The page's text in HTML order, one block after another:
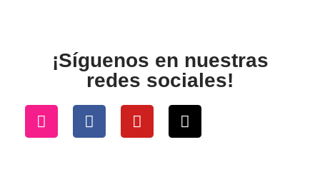
¡Síguenos en nuestras
redes sociales!